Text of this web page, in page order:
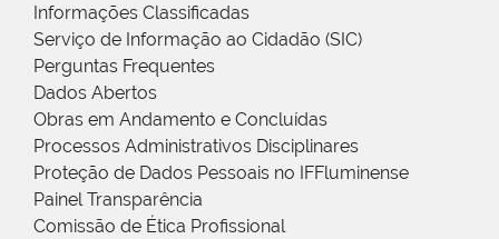
Informações Classificadas
Serviço de Informação ao Cidadão (SIC)
Perguntas Frequentes
Dados Abertos
Obras em Andamento e Concluídas
Processos Administrativos Disciplinares
Proteção de Dados Pessoais no IFFluminense
Painel Transparência
Comissão de Ética Profissional